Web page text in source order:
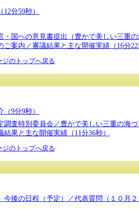
分59秒）
国への意見書提出（豊かで美しい三重
案内／審議結果と主な開催実績（16分22
ジのトップへ戻る
9分9秒）
査特別委員会／豊かで美しい三重の海
果と主な開催実績（11分36秒）
ジのトップへ戻る
後の日程（予定）／代表質問（１０月２